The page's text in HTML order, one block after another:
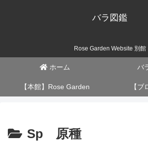
バラ図鑑
Rose Garden Website 別館
ホーム バ
【本館】Rose Garden 【
Sp 原種